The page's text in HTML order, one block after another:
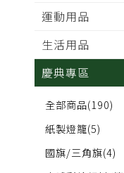
運動用品
生活用品
慶典專區
全部商品(190)
紙製燈籠(5)
國旗/三角旗(4)